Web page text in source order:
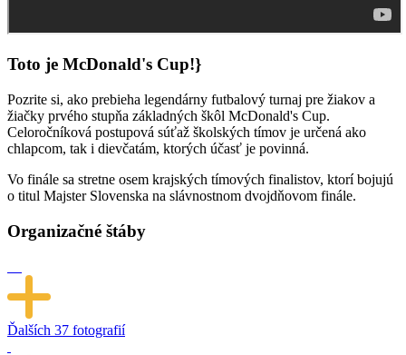
Toto je McDonald's Cup!}
Pozrite si, ako prebieha legendárny futbalový turnaj pre žiakov a
žiačky prvého stupňa základných škôl McDonald's Cup.
Celoročníková postupová súťaž školských tímov je určená ako
chlapcom, tak i dievčatám, ktorých účasť je povinná.
Vo finále sa stretne osem krajských tímových finalistov, ktorí bojujú
o titul Majster Slovenska na slávnostnom dvojdňovom finále.
Organizačné štáby
Ďalších 37 fotografií